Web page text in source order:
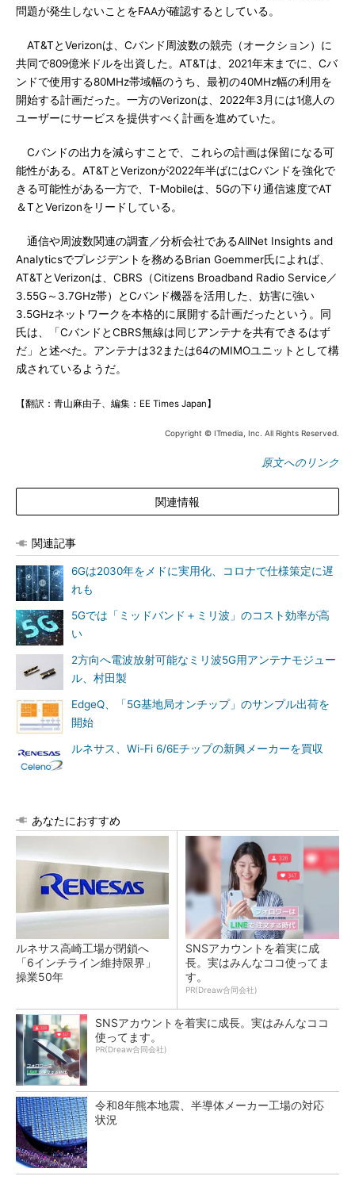
問題が発生しないことをFAAが確認するとしている。
AT&TとVerizonは、Cバンド周波数の競売（オークション）に
共同で809億米ドルを出資した。AT&Tは、2021年末までに、Cバ
ンドで使用する80MHz帯域幅のうち、最初の40MHz幅の利用を
開始する計画だった。一方のVerizonは、2022年3月には1億人の
ユーザーにサービスを提供すべく計画を進めていた。
Cバンドの出力を減らすことで、これらの計画は保留になる可
能性がある。AT&TとVerizonが2022年半ばにはCバンドを強化で
きる可能性がある一方で、T-Mobileは、5Gの下り通信速度でAT
＆TとVerizonをリードしている。
通信や周波数関連の調査／分析会社であるAllNet Insights and
Analyticsでプレジデントを務めるBrian Goemmer氏によれば、
AT&TとVerizonは、CBRS（Citizens Broadband Radio Service／
3.55G～3.7GHz帯）とCバンド機器を活用した、妨害に強い
3.5GHzネットワークを本格的に展開する計画だったという。同
氏は、「CバンドとCBRS無線は同じアンテナを共有できるはず
だ」と述べた。アンテナは32または64のMIMOユニットとして構
成されているようだ。
【翻訳：青山麻由子、編集：EE Times Japan】
Copyright © ITmedia, Inc. All Rights Reserved.
原文へのリンク
関連情報
関連記事
6Gは2030年をメドに実用化、コロナで仕様策定に遅
れも
5Gでは「ミッドバンド＋ミリ波」のコスト効率が高
い
2方向へ電波放射可能なミリ波5G用アンテナモジュー
ル、村田製
EdgeQ、「5G基地局オンチップ」のサンプル出荷を
開始
ルネサス、Wi-Fi 6/6Eチップの新興メーカーを買収
あなたにおすすめ
ルネサス高崎工場が閉鎖へ
「6インチライン維持限界」
操業50年
SNSアカウントを着実に成
長。実はみんなココ使ってま
す。
PR(Dreaw合同会社)
SNSアカウントを着実に成長。実はみんなココ
使ってます。
PR(Dreaw合同会社)
令和8年熊本地震、半導体メーカー工場の対応
状況